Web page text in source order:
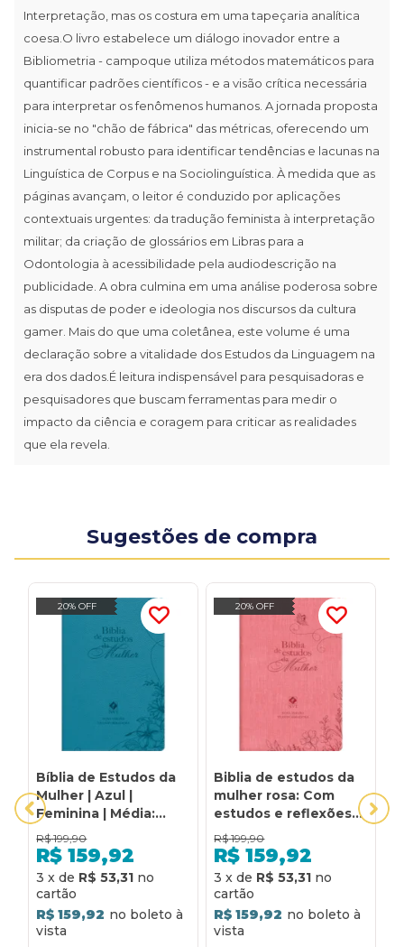
Interpretação, mas os costura em uma tapeçaria analítica
coesa.O livro estabelece um diálogo inovador entre a
Bibliometria - campoque utiliza métodos matemáticos para
quantificar padrões científicos - e a visão crítica necessária
para interpretar os fenômenos humanos. A jornada proposta
inicia-se no "chão de fábrica" das métricas, oferecendo um
instrumental robusto para identificar tendências e lacunas na
Linguística de Corpus e na Sociolinguística. À medida que as
páginas avançam, o leitor é conduzido por aplicações
contextuais urgentes: da tradução feminista à interpretação
militar; da criação de glossários em Libras para a
Odontologia à acessibilidade pela audiodescrição na
publicidade. A obra culmina em uma análise poderosa sobre
as disputas de poder e ideologia nos discursos da cultura
gamer. Mais do que uma coletânea, este volume é uma
declaração sobre a vitalidade dos Estudos da Linguagem na
era dos dados.É leitura indispensável para pesquisadoras e
pesquisadores que buscam ferramentas para medir o
impacto da ciência e coragem para criticar as realidades
que ela revela.
Sugestões de compra
20% OFF
Bíblia de Estudos da
Mulher | Azul |
Feminina | Média:
Com estudos e
reflexões de gênesis
a apocalipse
R$ 199,90
R$ 159,92
3 x de R$ 53,31
R$ 159,92
20% OFF
Biblia de estudos da
mulher rosa: Com
estudos e reflexões
de gênesis a
apocalipse
R$ 199,90
R$ 159,92
3 x de R$ 53,31
R$ 159,92